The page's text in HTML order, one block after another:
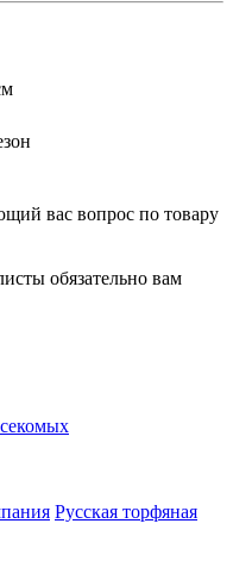
вас вопрос по товару
обязательно вам
Русская торфяная